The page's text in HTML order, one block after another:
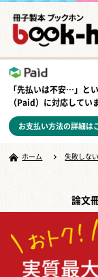
「先払いは不安…」と
（Paid） に対応してい
お支払い方法の詳細は
ホーム 失敗しな
論文